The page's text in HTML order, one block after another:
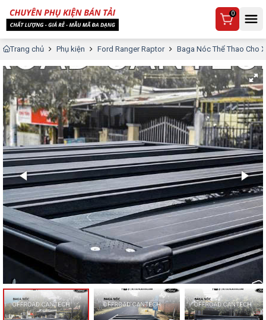
0
Trang chủ Phụ kiện Ford Ranger Raptor Baga Nóc Thể Thao Cho